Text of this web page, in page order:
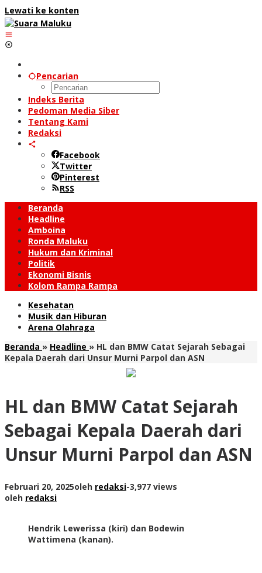
Lewati ke konten
Pencarian
Indeks Berita
Pedoman Media Siber
Tentang Kami
Redaksi
Facebook
Twitter
Pinterest
RSS
Beranda
Headline
Amboina
Ronda Maluku
Hukum dan Kriminal
Politik
Ekonomi Bisnis
Kolom Rampa Rampa
Kesehatan
Musik dan Hiburan
Arena Olahraga
Beranda » Headline » HL dan BMW Catat Sejarah Sebagai
Kepala Daerah dari Unsur Murni Parpol dan ASN
HL dan BMW Catat Sejarah
Sebagai Kepala Daerah dari
Unsur Murni Parpol dan ASN
Februari 20, 2025oleh redaksi-3,977 views
oleh redaksi
Hendrik Lewerissa (kiri) dan Bodewin
Wattimena (kanan).